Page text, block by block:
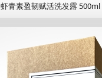
虾青素盈韧赋活洗发露 500ml